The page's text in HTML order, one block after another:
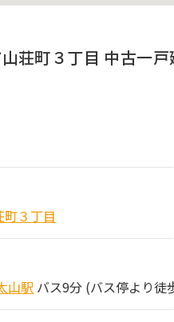
荘町３丁目 中古一
３丁目
山駅 バス9分 (バス停より徒